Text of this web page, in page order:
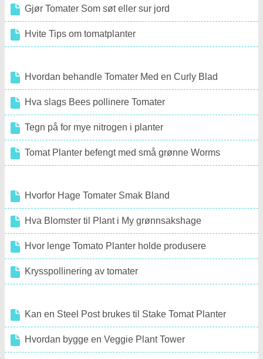
Gjør Tomater Som søt eller sur jord
Hvite Tips om tomatplanter
Hvordan behandle Tomater Med en Curly Blad
Hva slags Bees pollinere Tomater
Tegn på for mye nitrogen i planter
Tomat Planter befengt med små grønne Worms
Hvorfor Hage Tomater Smak Bland
Hva Blomster til Plant i My grønnsakshage
Hvor lenge Tomato Planter holde produsere
Krysspollinering av tomater
Kan en Steel Post brukes til Stake Tomat Planter
Hvordan bygge en Veggie Plant Tower